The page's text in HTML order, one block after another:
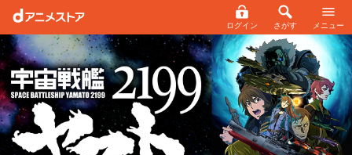
ログイン さがす メニュー